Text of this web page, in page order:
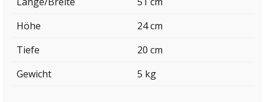
Höhe
24 cm
Tiefe
20 cm
Gewicht
5 kg